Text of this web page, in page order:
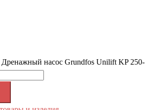
Дренажный насос Grundfos Unilift KP 250-